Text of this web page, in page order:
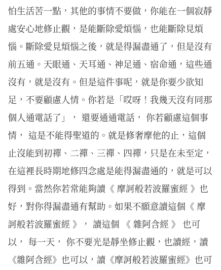
怕生活苦一點，其他的事情不要做，你能在一個寂靜
處安心地修止觀，是能斷除愛煩惱，也能斷除見煩
惱。斷除愛見煩惱之後，就是得漏盡通了，但是沒有
前五通。天眼通、天耳通、神足通、宿命通，這些通
沒有，就是沒有。但是這件事呢，就是你要少欲知
足，不要顧慮人情。你若是「哎呀！我幾天沒有同那
個人通電話了」， 還要通通電話， 你若顧慮這個事
情， 這是不能得聖道的。就是修奢摩他的止，這個
止沒能到初禪、二禪、三禪、四禪，只是在未至定，
在這裡長時期地修四念處是能得漏盡通的，就是可以
得到。當然你若常能夠讀《 摩訶般若波羅蜜經 》也
好，對你得漏盡通有幫助。如果不願意讀這個《 摩
訶般若波羅蜜經 》， 讀這個 《 雜阿含經 》 也可
以， 每一天， 你不要光是靜坐修止觀，也讀經，讀
《雜阿含經》也可以，讀《摩訶般若波羅蜜經》也可